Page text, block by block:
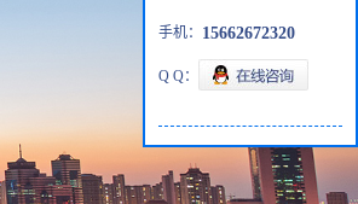
手机： 15662672320
Q Q：